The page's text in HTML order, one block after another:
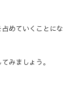
めていくことにな
みましょう。